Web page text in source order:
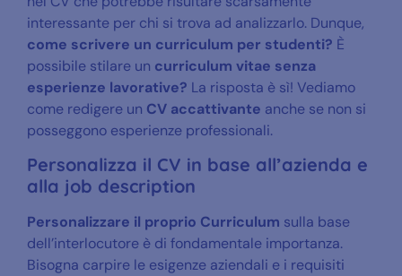
interessante per chi si trova ad analizzarlo. Dunque,
come scrivere un curriculum per studenti? È
possibile stilare un curriculum vitae senza
esperienze lavorative? La risposta è sì! Vediamo
come redigere un CV accattivante anche se non si
posseggono esperienze professionali.
Personalizza il CV in base all’azienda e
alla job description
Personalizzare il proprio Curriculum sulla base
dell’interlocutore è di fondamentale importanza.
Bisogna carpire le esigenze aziendali e i requisiti